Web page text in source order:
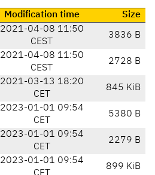
Modification time
Size
2021-04-08 11:50
CEST
3836 B
2021-04-08 11:50
CEST
2728 B
2021-03-13 18:20
CET
845 KiB
2023-01-01 09:54
CET
5380 B
2023-01-01 09:54
CET
2279 B
2023-01-01 09:54
899 KiB